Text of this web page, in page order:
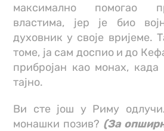
максимално помогао
властима, јер је био
духовник у своје вријеме.
томе, ја сам доспио и до
прибројан као монах,
тајно.
Ви сте још у Риму
монашки позив? (За